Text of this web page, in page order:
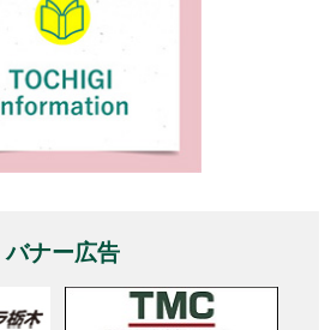
バナー広告